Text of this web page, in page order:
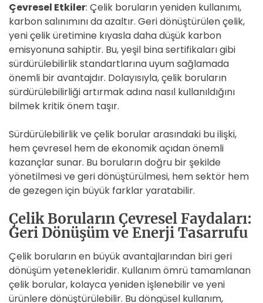
Çevresel Etkiler: Çelik boruların yeniden kullanımı,
karbon salınımını da azaltır. Geri dönüştürülen çelik,
yeni çelik üretimine kıyasla daha düşük karbon
emisyonuna sahiptir. Bu, yeşil bina sertifikaları gibi
sürdürülebilirlik standartlarına uyum sağlamada
önemli bir avantajdır. Dolayısıyla, çelik boruların
sürdürülebilirliği artırmak adına nasıl kullanıldığını
bilmek kritik önem taşır.
Sürdürülebilirlik ve çelik borular arasındaki bu ilişki,
hem çevresel hem de ekonomik açıdan önemli
kazançlar sunar. Bu boruların doğru bir şekilde
yönetilmesi ve geri dönüştürülmesi, hem sektör hem
de gezegen için büyük farklar yaratabilir.
Çelik Boruların Çevresel Faydaları:
Geri Dönüşüm ve Enerji Tasarrufu
Çelik boruların en büyük avantajlarından biri geri
dönüşüm yetenekleridir. Kullanım ömrü tamamlanan
çelik borular, kolayca yeniden işlenebilir ve yeni
ürünlere dönüştürülebilir. Bu döngüsel kullanım,